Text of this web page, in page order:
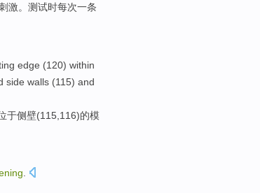
激。 测试时每次一条
edge (120) within
side walls (115) and
于侧壁(115,116)的模
.